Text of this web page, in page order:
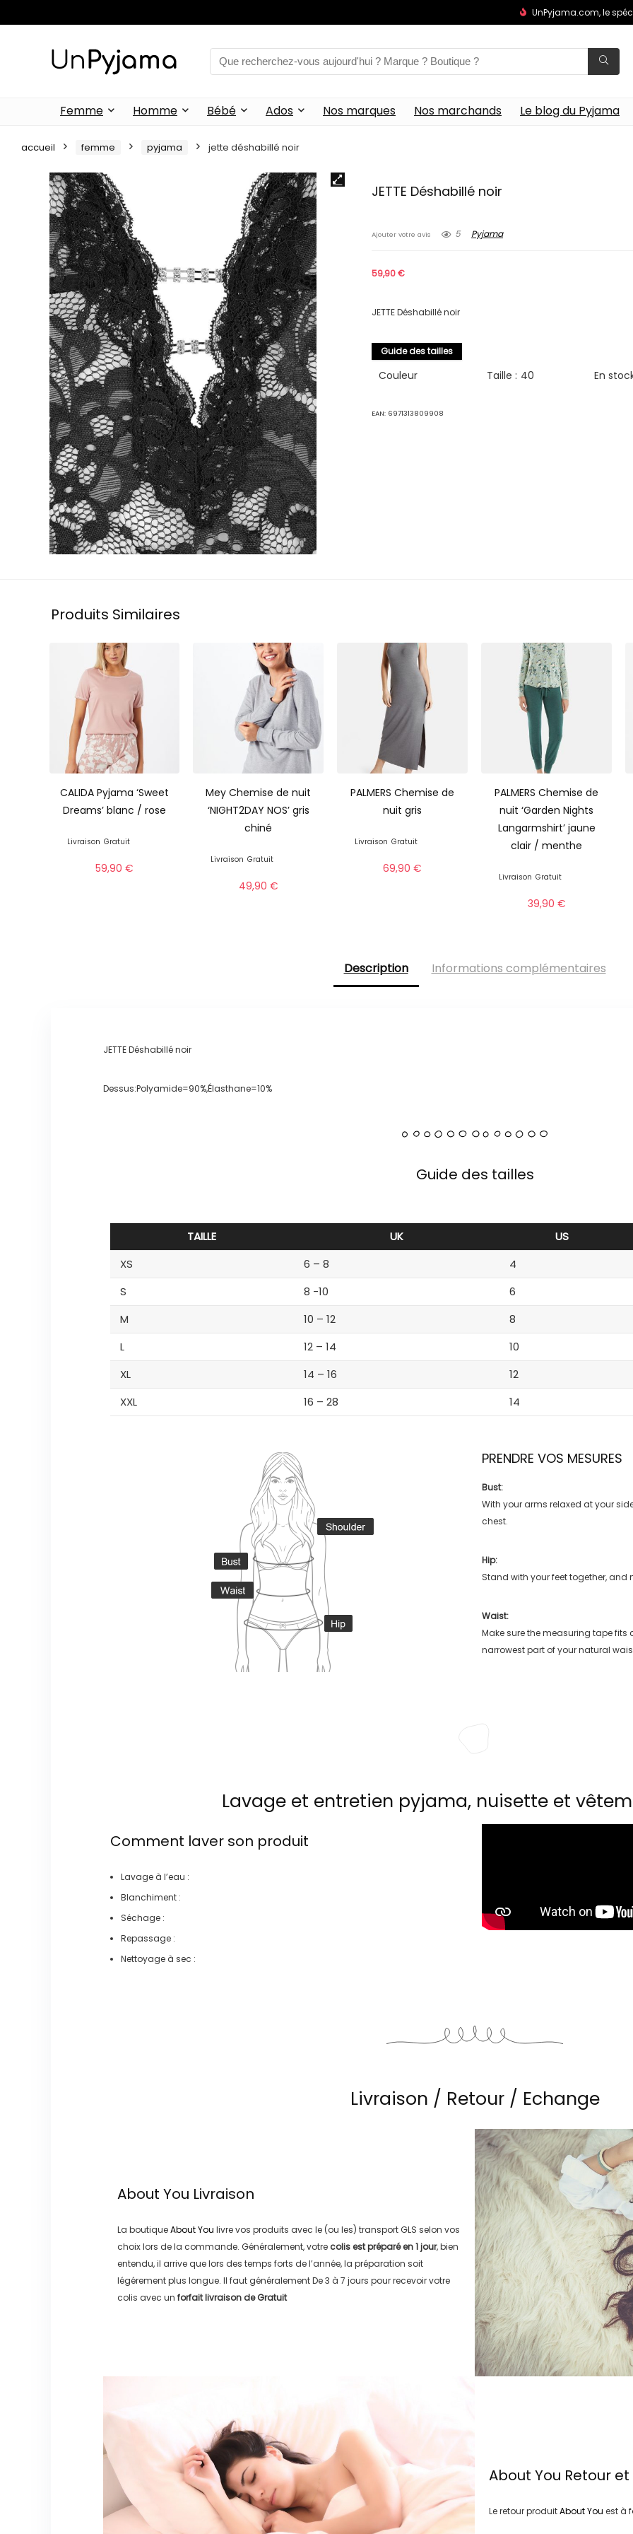
UnPyjama.com, le
Femme Homme Bébé Ados Nos marques Nos marchands Le blog du Pyjama
accueil femme pyjama jette déshabillé noir
JETTE Déshabillé noir
Ajouter votre avis 5 Pyjama
59,90€
JETTE Déshabillé noir
Guide des tailles
Couleur Taille : 40 En
EAN: 6971313809908
Produits Similaires
CALIDA Pyjama ‘Sweet
Dreams’ blanc / rose
Livraison Gratuit
59,90 €
Mey Chemise de nuit
‘NIGHT2DAY NOS’ gris
chiné
Livraison Gratuit
49,90 €
PALMERS Chemise de
nuit gris
Livraison Gratuit
69,90€
PALMERS Chemise de
nuit ‘Garden Nights
Langarmshirt’ jaune
clair / menthe
Livraison Gratuit
39,90 €
Description Informations complémentaires
JETTE Déshabillé noir
Dessus:Polyamide=90%,Élasthane=10%
Guide des tailles
TAILLE UK US
XS
6 – 8 4
S
8 -10 6
M
10 – 12 8
L
12 – 14 10
XL
14 – 16 12
XXL
16 – 28 14
PRENDRE VOS MESURES
Bust:
With your arms relaxed at your
chest.
Hip:
Stand with your feet together, and
Waist:
Make sure the measuring tape
narrowest part of your natural
Lavage et entretien pyjama, nuisette et
Comment laver son produit
Lavage à l’eau :
Blanchiment :
Séchage :
Repassage :
Nettoyage à sec :
Livraison / Retour / Echange
About You Livraison
La boutiqueAbout You livre vos produits avec le (ou les) transportGLS selon vos
choix lors de la commande. Généralement, votre colis est préparé en1 jour, bien
entendu, il arrive que lors des temps forts de l’année, la préparation soit
légérement plus longue. Il faut généralementDe 3 à 7 jours pour recevoir votre
colis avec un forfait livraison deGratuit
About You Retour
Le retour produitAbout You est à